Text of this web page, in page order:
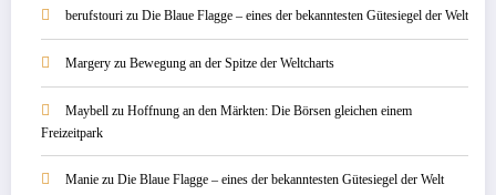
berufstouri zu Die Blaue Flagge – eines der bekanntesten Gütesiegel der Welt
Margery zu Bewegung an der Spitze der Weltcharts
Maybell zu Hoffnung an den Märkten: Die Börsen gleichen einem
Freizeitpark
Manie zu Die Blaue Flagge – eines der bekanntesten Gütesiegel der Welt